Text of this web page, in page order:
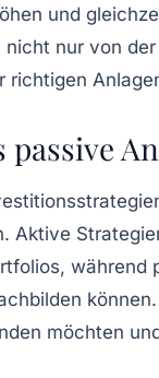
und
nur von
richtigen
passive
Aktive
während
möchten